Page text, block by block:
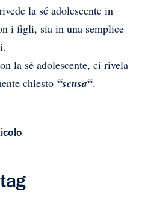
la sé adolescente in
i figli, sia in una semplice
la sé adolescente, ci rivela
chiesto “scusa“.